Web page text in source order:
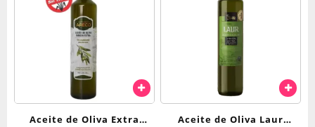
Aceite de Oliva Extra
Aceite de Oliva Laur